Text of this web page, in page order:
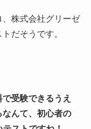
株式会社グリーゼ
だそうです。
受験できるうえ
んて、初心者の